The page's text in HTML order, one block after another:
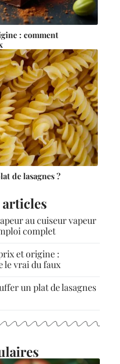
: comment
de lasagnes ?
au cuiseur vapeur
complet
et origine :
vrai du faux
un plat de lasagnes